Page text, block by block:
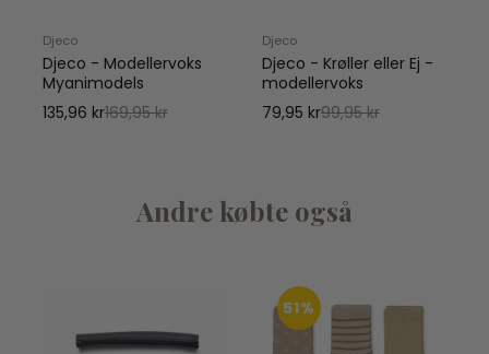
Djeco
Djeco - Modellervoks
Myanimodels
135,96 kr169,95 kr
Djeco
Djeco - Krøller eller Ej -
modellervoks
79,95 kr99,95 kr
Andre købte også
51%